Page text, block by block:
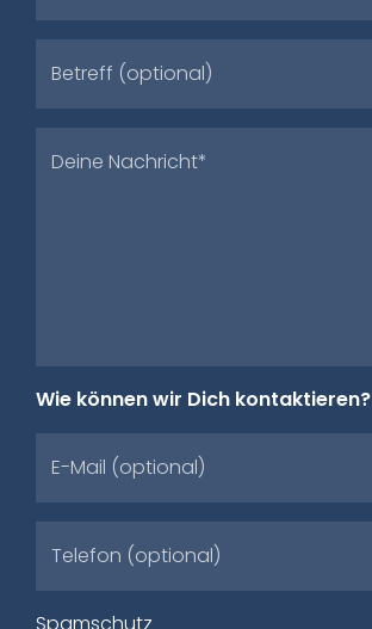
Betreff (optional)
Deine Nachricht*
Wie können wir Dich kontaktieren?
E-Mail (optional)
Telefon (optional)
Spamschutz